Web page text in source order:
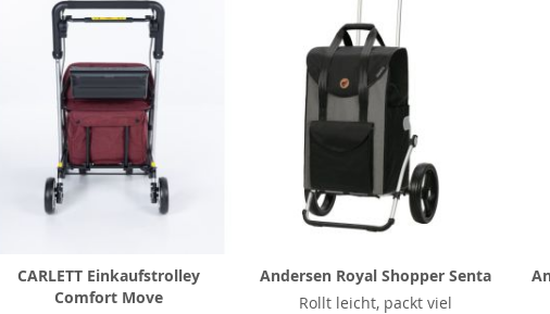
CARLETT Einkaufstrolley
Comfort Move
Andersen Royal Shopper Senta
Rollt leicht, packt viel